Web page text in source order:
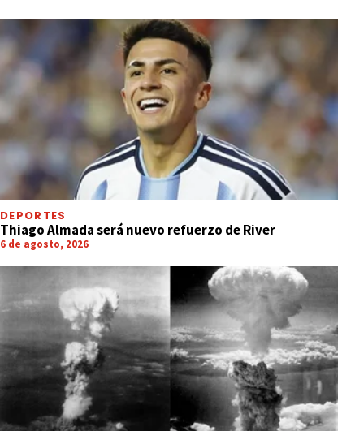
DEPORTES
Thiago Almada será nuevo refuerzo de River
6 de agosto, 2026